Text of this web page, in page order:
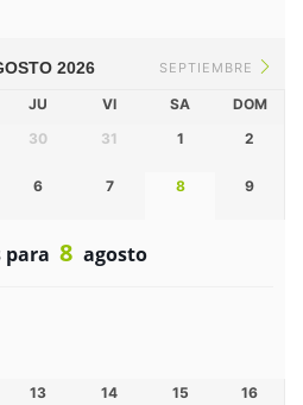
2026 SEPTIEMBRE
JU VI SA
DOM
30 31 1 2
6 7 8 9
para 8 agosto
13 14 15 16